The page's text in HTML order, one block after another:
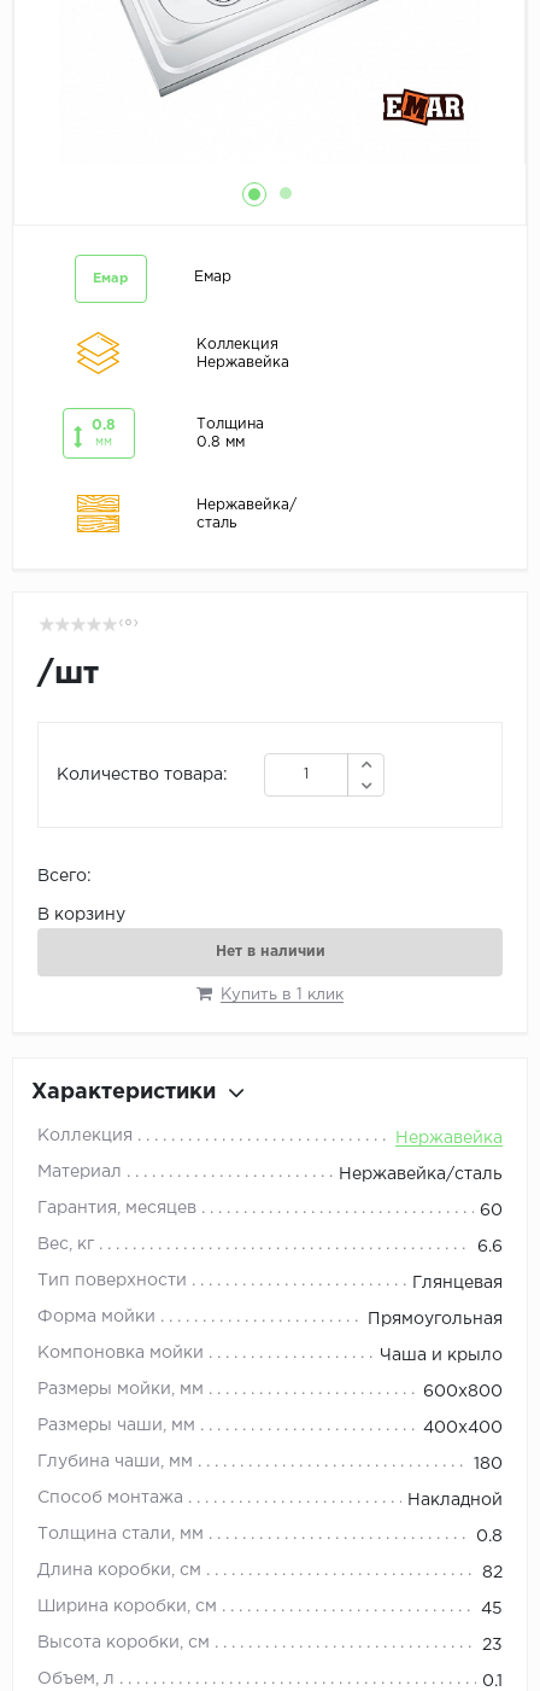
Емар Емар
Коллекция
Нержавейка
0.8
мм
Толщина
0.8 мм
Нержавейка/
сталь
( 0 )
/шт
Количество товара:
Всего:
В корзину
Нет в наличии
Купить в 1 клик
Характеристики
Коллекция Нержавейка
Материал Нержавейка/сталь
Гарантия, месяцев 60
Вес, кг 6.6
Тип поверхности Глянцевая
Форма мойки Прямоугольная
Компоновка мойки Чаша и крыло
Размеры мойки, мм 600х800
Размеры чаши, мм 400х400
Глубина чаши, мм 180
Способ монтажа Накладной
Толщина стали, мм 0.8
Длина коробки, см 82
Ширина коробки, см 45
Высота коробки, см 23
Объем, л 0.1